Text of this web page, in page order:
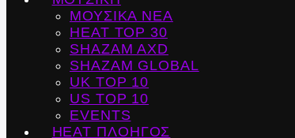
ΜΟΥΣΙΚΑ ΝΕΑ
HEAT TOP 30
SHAZAM AXD
SHAZAM GLOBAL
UK TOP 10
US TOP 10
EVENTS
ΗΕΑΤ ΠΛΟΗΓΟΣ